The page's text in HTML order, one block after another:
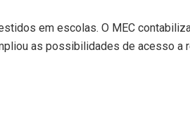
em escolas. O MEC
as possibilidades de acesso a